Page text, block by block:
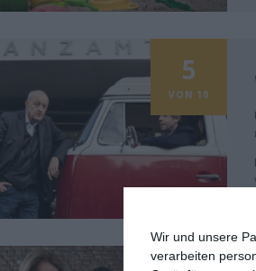
Wir und unsere
verarbeiten
5
VON 10